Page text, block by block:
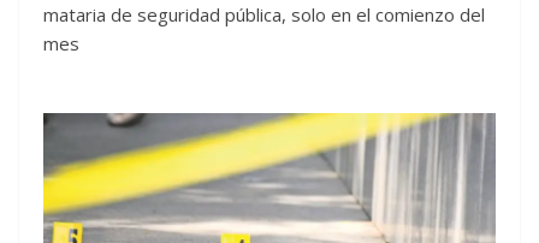
mataria de seguridad pública, solo en el comienzo del
mes